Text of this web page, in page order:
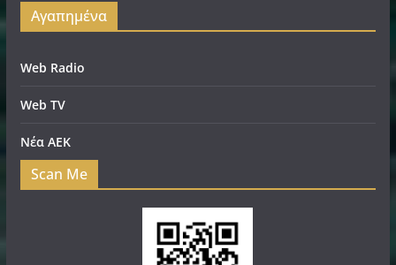
Αγαπημένα
Web Radio
Web TV
Νέα ΑΕΚ
Scan Me